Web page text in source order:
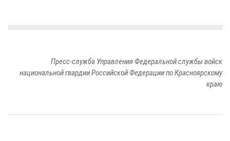
Пресс-служба Управления Федеральной службы войск
национальной гвардии Российской Федерации по Красноярскому
краю